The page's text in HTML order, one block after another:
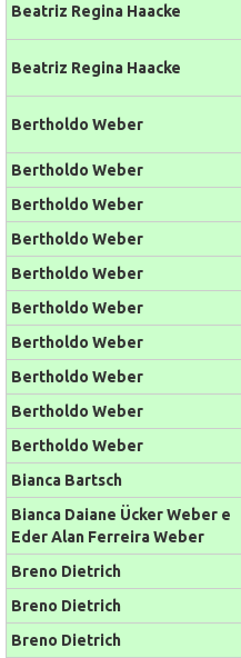
Beatriz Regina Haacke
Beatriz Regina Haacke
Bertholdo Weber
Bertholdo Weber
Bertholdo Weber
Bertholdo Weber
Bertholdo Weber
Bertholdo Weber
Bertholdo Weber
Bertholdo Weber
Bertholdo Weber
Bertholdo Weber
Bianca Bartsch
Bianca Daiane Ücker Weber e
Eder Alan Ferreira Weber
Breno Dietrich
Breno Dietrich
Breno Dietrich